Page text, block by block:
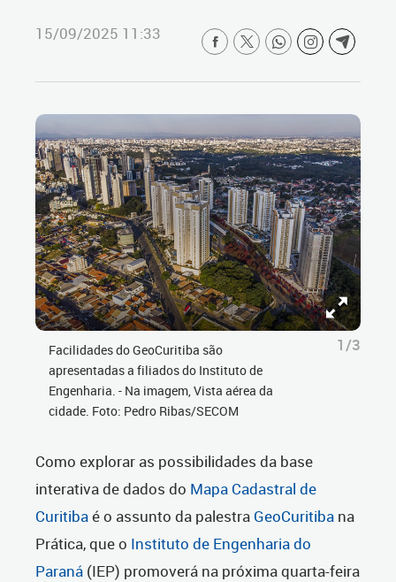
15/09/2025 11:33
Facilidades do GeoCuritiba são
apresentadas a filiados do Instituto de
Engenharia. - Na imagem, Vista aérea da
cidade. Foto: Pedro Ribas/SECOM
1/3
Como explorar as possibilidades da base
interativa de dados do Mapa Cadastral de
Curitibaé o assunto da palestra GeoCuritiba na
Prática, que o Instituto de Engenharia do
Paraná (IEP) promoverá na próxima quarta-feira